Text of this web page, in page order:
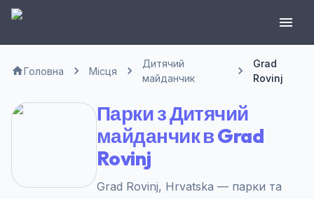
Головна Місця
Дитячий
майданчик
Grad
Rovinj
Парки з Дитячий
майданчик в Grad
Rovinj
Grad Rovinj, Hrvatska — парки та